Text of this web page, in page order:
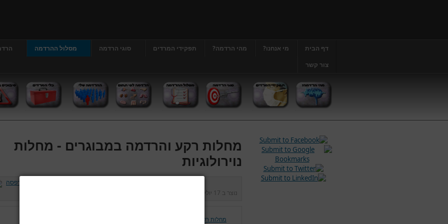
דף הבית מי אנחנו? מהי הרדמה? תפקידי המרדים סוגי הרדמה מסלול ההרדמה
צור קשר
מחלות רקע והרדמה במבוגרים - מחלות
נוירולוגיות
נוצר ב 17 יולי 2013
מחלות רקע והרדמה במבוגרים